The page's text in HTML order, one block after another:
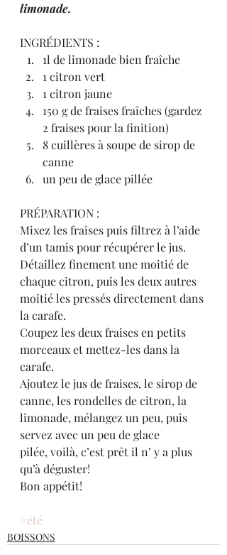
limonade.
INGRÉDIENTS :
1l de limonade bien fraîche
1 citron vert
1 citron jaune
150 g de fraises fraîches (gardez
2 fraises pour la finition)
8 cuillères à soupe de sirop de
canne
un peu de glace pillée
PRÉPARATION :
Mixez les fraises puis filtrez à l’aide
d’un tamis pour récupérer le jus.
Détaillez finement une moitié de
chaque citron, puis les deux autres
moitié les pressés directement dans
la carafe.
Coupez les deux fraises en petits
morceaux et mettez-les dans la
carafe.
Ajoutez le jus de fraises, le sirop de
canne, les rondelles de citron, la
limonade, mélangez un peu, puis
servez avec un peu de glace
pilée, voilà, c’est prêt il n’ y a plus
qu’à déguster!
Bon appétit!
#été
BOISSONS